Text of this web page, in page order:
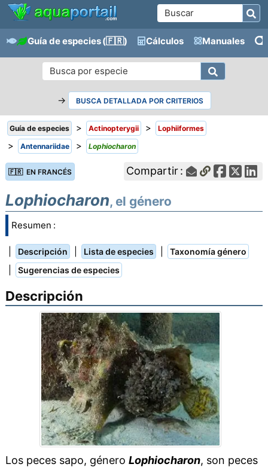
Guía de especies(🇫🇷) Cálculos Manuales
→ BUSCA DETALLADA POR CRITERIOS
Guía de especies > Actinopterygii > Lophiiformes
> Antennariidae > Lophiocharon
🇫🇷 EN FRANCÉS Compartir :
Lophiocharon, el género
Resumen :
Descripción Lista de especies Taxonomía género
Sugerencias de especies
Descripción
Los peces sapo, género Lophiocharon, son peces